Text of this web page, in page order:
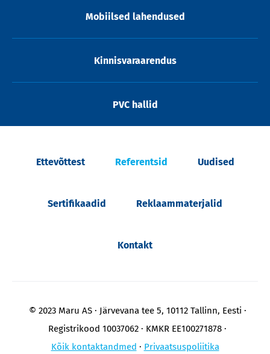
Mobiilsed lahendused
Kinnisvaraarendus
PVC hallid
Ettevõttest Referentsid Uudised
Sertifikaadid Reklaammaterjalid
Kontakt
© 2023 Maru AS
Järvevana tee 5, 10112 Tallinn, Eesti
Registrikood 10037062
KMKR EE100271878
Kõik kontaktandmed
Privaatsuspoliitika